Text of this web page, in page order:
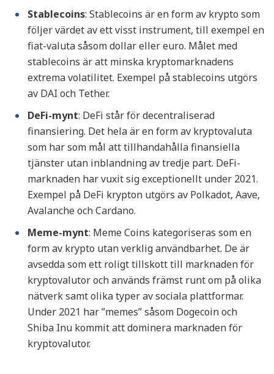
Stablecoins: Stablecoins är en form av krypto som
följer värdet av ett visst instrument, till exempel en
fiat-valuta såsom dollar eller euro. Målet med
stablecoins är att minska kryptomarknadens
extrema volatilitet. Exempel på stablecoins utgörs
av DAI och Tether.
DeFi-mynt: DeFi står för decentraliserad
finansiering. Det hela är en form av kryptovaluta
som har som mål att tillhandahålla finansiella
tjänster utan inblandning av tredje part. DeFi-
marknaden har vuxit sig exceptionellt under 2021.
Exempel på DeFi krypton utgörs av Polkadot, Aave,
Avalanche och Cardano.
Meme-mynt: Meme Coins kategoriseras som en
form av krypto utan verklig användbarhet. De är
avsedda som ett roligt tillskott till marknaden för
kryptovalutor och används främst runt om på olika
nätverk samt olika typer av sociala plattformar.
Under 2021 har ”memes” såsom Dogecoin och
Shiba Inu kommit att dominera marknaden för
kryptovalutor.